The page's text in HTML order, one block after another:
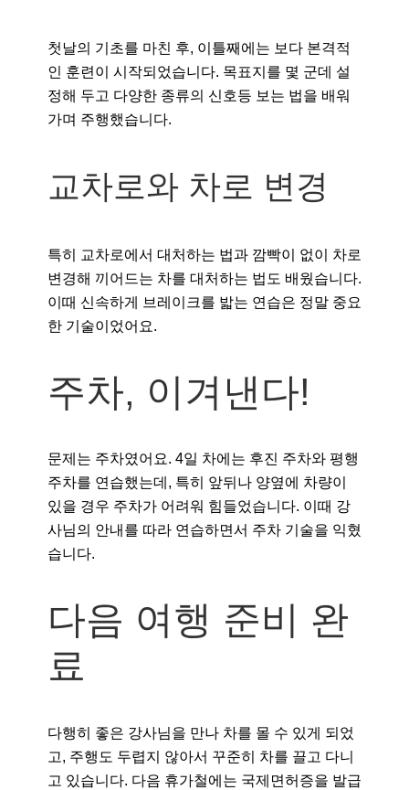
첫날의 기초를 마친 후, 이틀째에는 보다 본격적
인 훈련이 시작되었습니다. 목표지를 몇 군데 설
정해 두고 다양한 종류의 신호등 보는 법을 배워
가며 주행했습니다.
교차로와 차로 변경
특히 교차로에서 대처하는 법과 깜빡이 없이 차로
변경해 끼어드는 차를 대처하는 법도 배웠습니다.
이때 신속하게 브레이크를 밟는 연습은 정말 중요
한 기술이었어요.
주차, 이겨낸다!
문제는 주차였어요. 4일 차에는 후진 주차와 평행
주차를 연습했는데, 특히 앞뒤나 양옆에 차량이
있을 경우 주차가 어려워 힘들었습니다. 이때 강
사님의 안내를 따라 연습하면서 주차 기술을 익혔
습니다.
다음 여행 준비 완
료
다행히 좋은 강사님을 만나 차를 몰 수 있게 되었
고, 주행도 두렵지 않아서 꾸준히 차를 끌고 다니
고 있습니다. 다음 휴가철에는 국제면허증을 발급